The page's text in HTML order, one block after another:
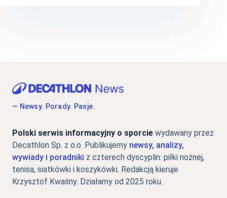
— Newsy. Porady. Pasje.
Polski serwis informacyjny o sporcie wydawany przez
Decathlon Sp. z o.o. Publikujemy newsy, analizy,
wywiady i poradniki z czterech dyscyplin: piłki nożnej,
tenisa, siatkówki i koszykówki. Redakcją kieruje
Krzysztof Kwaśny. Działamy od 2025 roku.